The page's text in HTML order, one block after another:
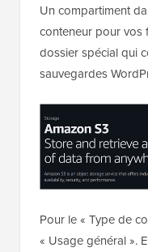
Un compartiment
conteneur pour vos
dossier spécial qui
sauvegardes
Pour le « Type de
« Usage général ».